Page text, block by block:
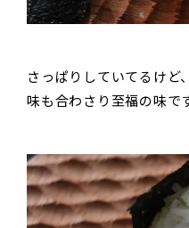
さっぱりしていてるけど
味も合わさり至福の味で